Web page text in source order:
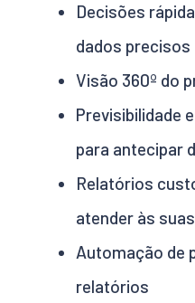
Decisões
dados precisos
Visão 360º do
Previsibilidade
para antecipar
Relatórios
atender às
Automação de
relatórios